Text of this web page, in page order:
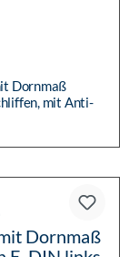
Dornmaß
Dornmaß